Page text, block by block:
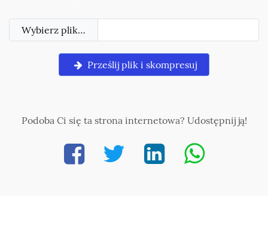
Wybierz plik…
Prześlij plik i skompresuj
Podoba Ci się ta strona internetowa? Udostępnij ją!